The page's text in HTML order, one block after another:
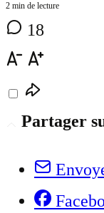
2 min de lecture
18
Partager